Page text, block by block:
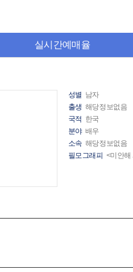
실시간예매율
성별 남자
출생 해당정보없음
국적 한국
분야 배우
소속 해당정보없음
필모그래피 <미안해